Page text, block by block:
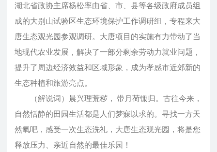
湖北省政协主席杨松率由省、市、县等各级政府成员组
成的大别山试验区生态环境保护工作调研组，专程来大
唐生态观光园参观调研。大唐项目的实施有力带动了当
地现代农业发展，解决了一部分剩余劳动力就业问题，
提升了周边经济效益和区域形象，成为孝感市近郊新的
生态种植和旅游亮点。
（解说词）晨兴理荒秽， 带月荷锄归。古往今来，
自然恬静的田园生活都是人们梦寐以求的。寻找一方天
然氧吧，感受一次生态洗礼，大唐生态观光园，将是您
释放压力、亲近自然的最佳乐园！